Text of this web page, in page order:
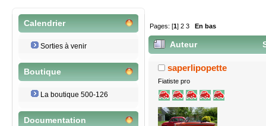
Calendrier
Sorties à venir
Boutique
La boutique 500-126
Documentation
Pages: [1]2 3 En bas
Auteur
saperlipopette
Fiatiste pro